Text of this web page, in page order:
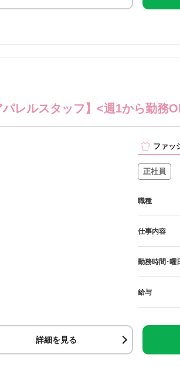
パレルスタッフ】<週1から勤務
ファッ
正社員
職種
仕事内容
勤務時間･曜
給与
詳細を見る